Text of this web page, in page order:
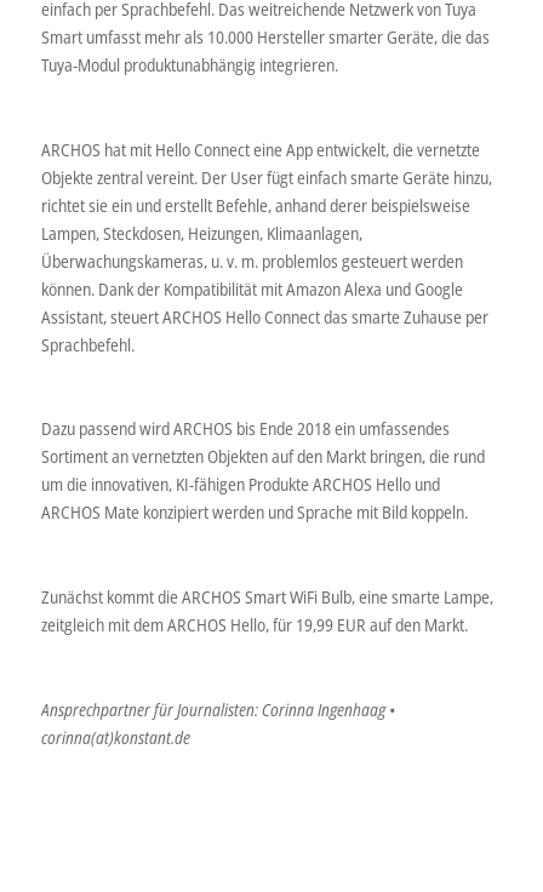
einfach per Sprachbefehl. Das weitreichende Netzwerk von Tuya
Smart umfasst mehr als 10.000 Hersteller smarter Geräte, die das
Tuya-Modul produktunabhängig integrieren.
ARCHOS hat mit Hello Connect eine App entwickelt, die vernetzte
Objekte zentral vereint. Der User fügt einfach smarte Geräte hinzu,
richtet sie ein und erstellt Befehle, anhand derer beispielsweise
Lampen, Steckdosen, Heizungen, Klimaanlagen,
Überwachungskameras, u. v. m. problemlos gesteuert werden
können. Dank der Kompatibilität mit Amazon Alexa und Google
Assistant, steuert ARCHOS Hello Connect das smarte Zuhause per
Sprachbefehl.
Dazu passend wird ARCHOS bis Ende 2018 ein umfassendes
Sortiment an vernetzten Objekten auf den Markt bringen, die rund
um die innovativen, KI-fähigen Produkte ARCHOS Hello und
ARCHOS Mate konzipiert werden und Sprache mit Bild koppeln.
Zunächst kommt die ARCHOS Smart WiFi Bulb, eine smarte Lampe,
zeitgleich mit dem ARCHOS Hello, für 19,99 EUR auf den Markt.
Ansprechpartner für Journalisten: Corinna Ingenhaag •
corinna(at)konstant.de